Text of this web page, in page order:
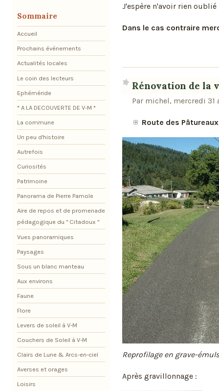
J'espère n'avoir rien oublié
Dans le cas contraire
Rénovation de la
Par michel, mercredi 31
Route des
Reprofilage en grave-
Après gravillonnage :
Sommaire
Accueil
Prochains événements
Actualités locales
Le coin des lecteurs
Ephéméride
* A LA DECOUVERTE DE V-M *
La commune
Un peu d'histoire
Autrefois
Curiosités
Patrimoine
Panorama de Pierre Pamole
Aire de repos et de promenade
pédagogique du " Citadoux "
Vues panoramiques
Paysages
Sous un blanc manteau
Aux environs
Faune
Flore
Levers de soleil à V-M
Couchers de Soleil à V-M
Clairs de Lune & Arcs-en-ciel
Averses et orages
Loisirs